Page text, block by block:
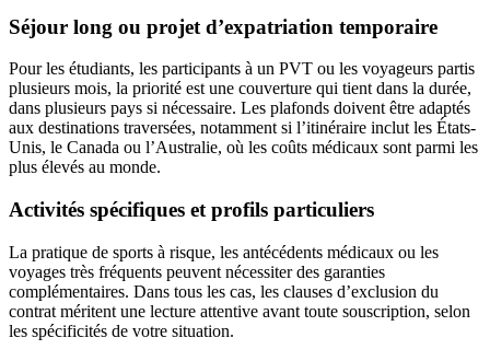
Séjour long ou projet d’expatriation temporaire
Pour les étudiants, les participants à un PVT ou les voyageurs partis
plusieurs mois, la priorité est une couverture qui tient dans la durée,
dans plusieurs pays si nécessaire. Les plafonds doivent être adaptés
aux destinations traversées, notamment si l’itinéraire inclut les États-
Unis, le Canada ou l’Australie, où les coûts médicaux sont parmi les
plus élevés au monde.
Activités spécifiques et profils particuliers
La pratique de sports à risque, les antécédents médicaux ou les
voyages très fréquents peuvent nécessiter des garanties
complémentaires. Dans tous les cas, les clauses d’exclusion du
contrat méritent une lecture attentive avant toute souscription, selon
les spécificités de votre situation.